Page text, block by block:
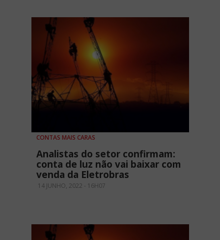
CONTAS MAIS CARAS
Analistas do setor confirmam:
conta de luz não vai baixar com
venda da Eletrobras
14 JUNHO, 2022 - 16H07